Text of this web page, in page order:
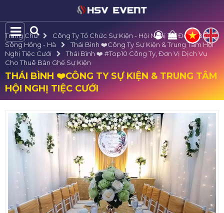
Trang Chủ
Công Ty Tổ Chức Sự Kiện - Hội Nghị Tại Đồng Bằng
Sông Hồng - Hà
Thái Bình ❤️️Công Ty Sự Kiện & Trung Tâm Hội
Nghị Tiệc Cưới
Thái Bình ❤️️ #top10 Công Ty, Đơn Vị Dịch Vụ
Cho Thuê Bàn Ghế Sự Kiện
THÁI BÌNH ❤️️CÔNG TY SỰ KIỆN & TRUNG TÂM
HỘI NGHỊ TIỆC CƯỚI